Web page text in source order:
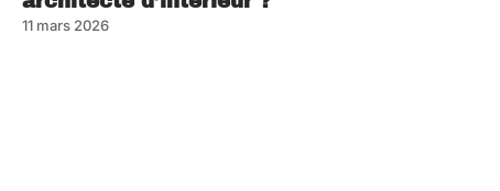
11 mars 2026